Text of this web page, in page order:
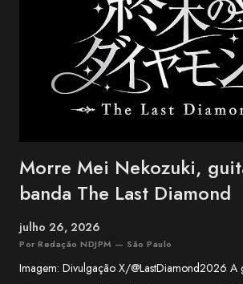
Entre os maiores sucessos do BEGIN estão
"Nada Sousou", "Koishikute", "Egao no
canções que atravessaram ge...
Morre Mei Nekozuki,
banda The Last Diamond
julho 26, 2026
Por Redação NDJPM — São Paulo
Imagem: Divulgação X/@LastDiamond2026 A